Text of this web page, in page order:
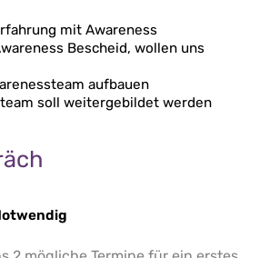
mit Awareness
Bescheid, wollen uns
aufbauen
soll weitergebildet werden